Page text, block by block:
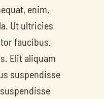
enim,
Ut ultricies
faucibus.
Elit aliquam
suspendisse